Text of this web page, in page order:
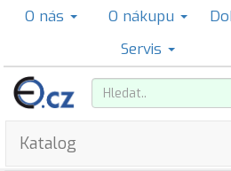
O nás O nákupu
Servis
Katalog